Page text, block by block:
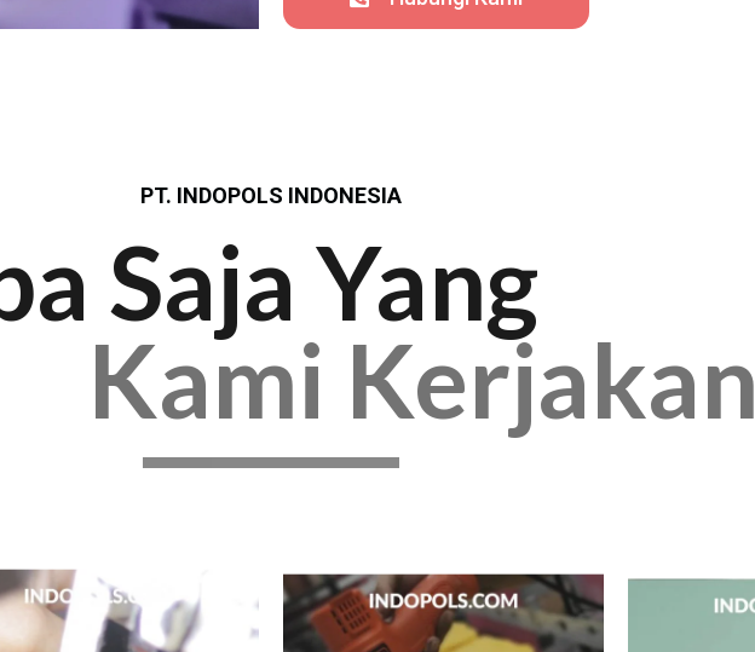
PT. INDOPOLS INDONESIA
Saja Yang
Kami Kerjakan